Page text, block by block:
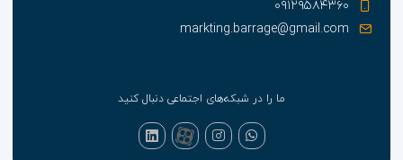
۰۹۱۲۹۵۸۴۳۶۰
markting.barrage@gmail.com
ما را در شبکه‌های اجتماعی دنبال کنید